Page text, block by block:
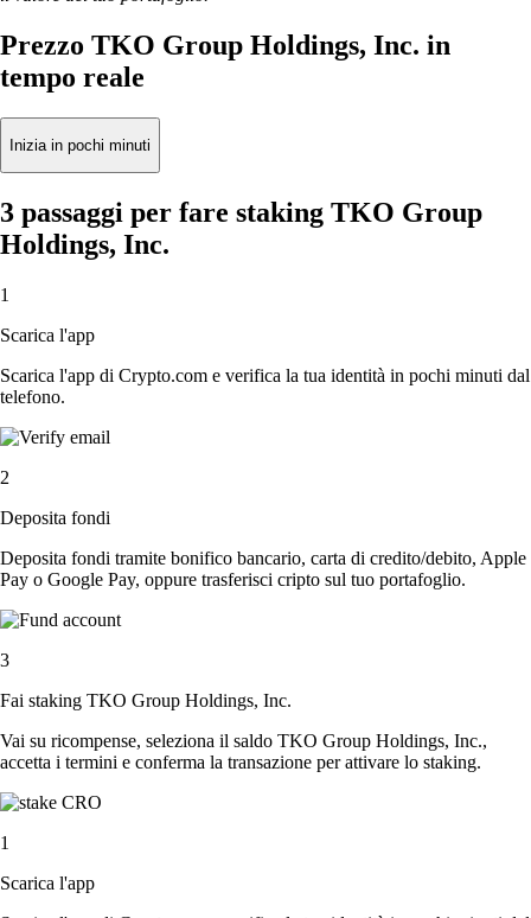
Prezzo TKO Group Holdings, Inc. in
tempo reale
Inizia in pochi minuti
3 passaggi per fare staking TKO Group
Holdings, Inc.
1
Scarica l'app
Scarica l'app di Crypto.com e verifica la tua identità in pochi minuti dal
telefono.
2
Deposita fondi
Deposita fondi tramite bonifico bancario, carta di credito/debito, Apple
Pay o Google Pay, oppure trasferisci cripto sul tuo portafoglio.
3
Fai staking TKO Group Holdings, Inc.
Vai su ricompense, seleziona il saldo TKO Group Holdings, Inc.,
accetta i termini e conferma la transazione per attivare lo staking.
1
Scarica l'app